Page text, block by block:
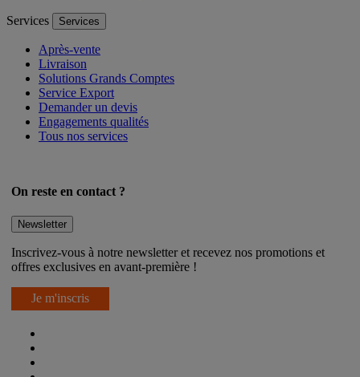
Services Services
Après-vente
Livraison
Solutions Grands Comptes
Service Export
Demander un devis
Engagements qualités
Tous nos services
On reste en contact ?
Newsletter
Inscrivez-vous à notre newsletter et recevez nos promotions et
offres exclusives en avant-première !
Je m'inscris